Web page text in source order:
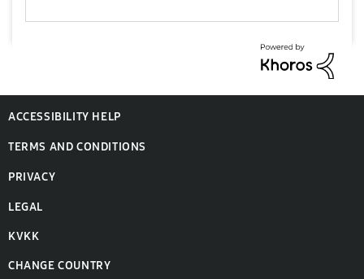
ACCESSIBILITY HELP
TERMS AND CONDITIONS
PRIVACY
LEGAL
KVKK
CHANGE COUNTRY